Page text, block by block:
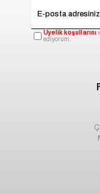
Üyelik koşullarını
ediyorum.